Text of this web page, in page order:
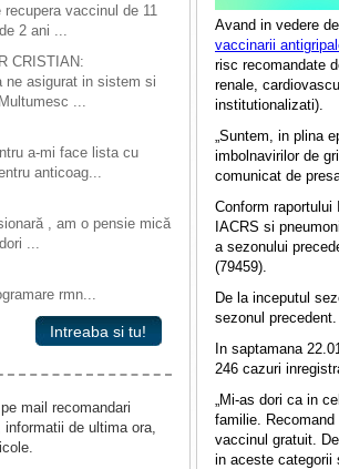
vaccinul de 11
2 ani ...
CRISTIAN:
ne asigurat in sistem si
...
a-mi face lista cu
anticoag...
, am o pensie mică
...
rmn...
Intreaba si tu!
mail recomandari
informatii de ultima ora,
Avand in vedere
vaccinarii
risc recomandate
renale,
institutionalizati).
„Suntem, in plina
imbolnavirilor de
comunicat de
Conform
IACRS si
a sezonului
(79459).
De la inceputul
sezonul precedent.
In saptamana
246 cazuri
„Mi-as dori ca in
familie.
vaccinul gratuit.
in aceste categorii